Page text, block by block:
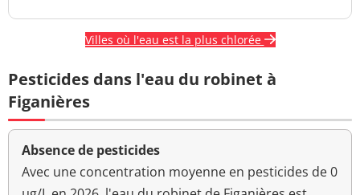
Villes où l'eau est la plus chlorée
Pesticides dans l'eau du robinet à
Figanières
Absence de pesticides
Avec une concentration moyenne en pesticides de 0